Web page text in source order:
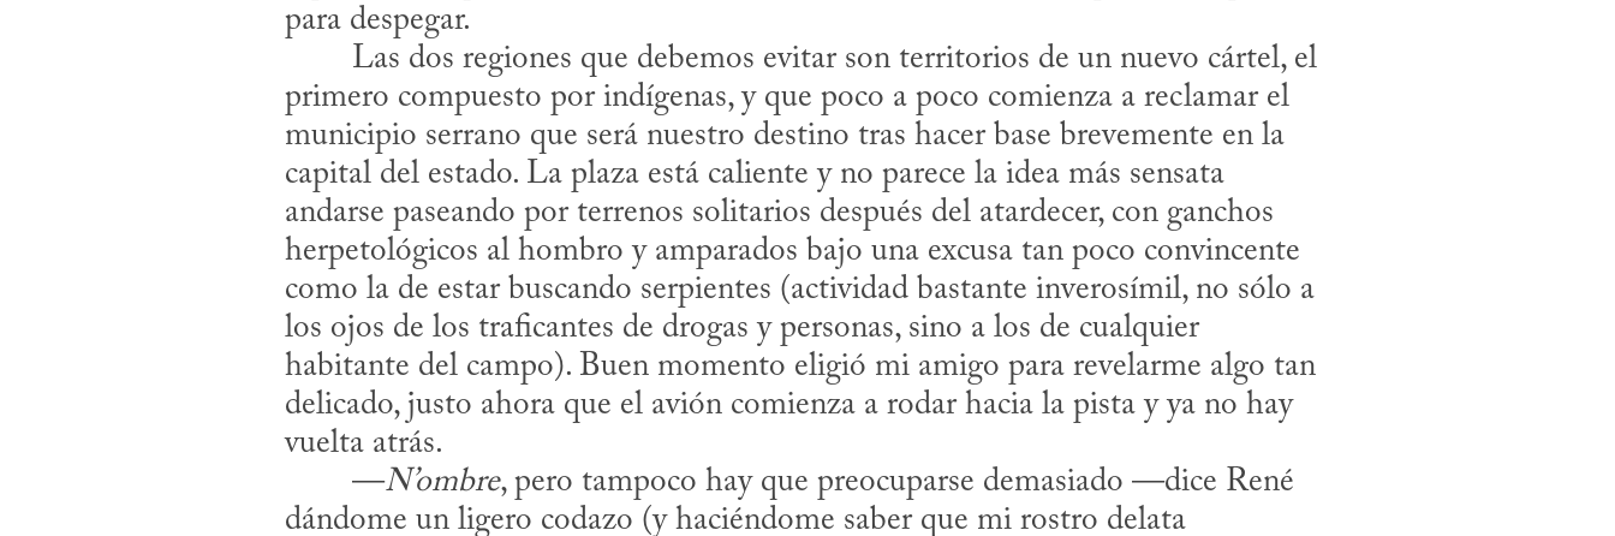
para despegar.
primero compuesto por indígenas, y que poco a poco comienza a reclamar el
municipio serrano que será nuestro destino tras hacer base brevemente en la
capital del estado. La plaza está caliente y no parece la idea más sensata
andarse paseando por terrenos solitarios después del atardecer, con ganchos
herpetológicos al hombro y amparados bajo una excusa tan poco convincente
como la de estar buscando serpientes (actividad bastante inverosímil, no sólo a
los ojos de los traficantes de drogas y personas, sino a los de cualquier
habitante del campo). Buen momento eligió mi amigo para revelarme algo tan
delicado, justo ahora que el avión comienza a rodar hacia la pista y ya no hay
vuelta atrás.
​	—N’ombre, pero tampoco hay que preocuparse demasiado —dice René
dándome un ligero codazo (y haciéndome saber que mi rostro delata